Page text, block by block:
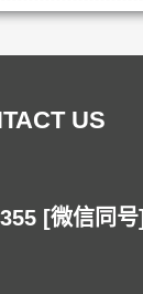
US
[微信同号]